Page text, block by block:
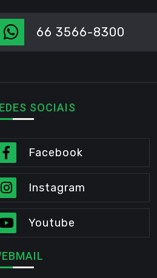
66 3566-8300
SOCIAIS
Facebook
Instagram
Youtube